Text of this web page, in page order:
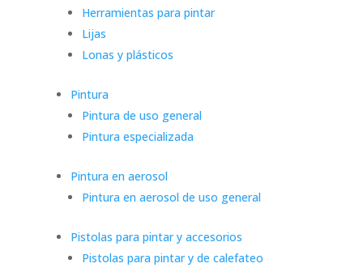
Herramientas para pintar
Lijas
Lonas y plásticos
Pintura
Pintura de uso general
Pintura especializada
Pintura en aerosol
Pintura en aerosol de uso general
Pistolas para pintar y accesorios
Pistolas para pintar y de calefateo